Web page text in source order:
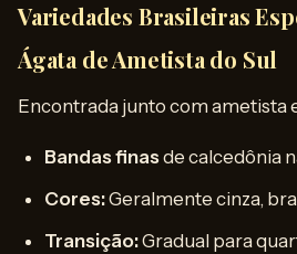
Variedades Brasileiras
Ágata de Ametista do Sul
Encontrada junto com ametista
Bandas finasde calcedônia
Cores:Geralmente cinza,
Transição:Gradual para